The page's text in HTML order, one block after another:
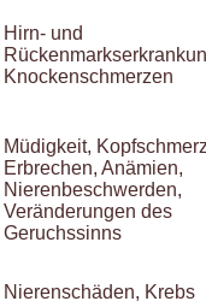
Hirn- und
Knockenschmerzen
Müdigkeit,
Erbrechen, Anämien,
Nierenbeschwerden,
Veränderungen des
Geruchssinns
Nierenschäden, Krebs